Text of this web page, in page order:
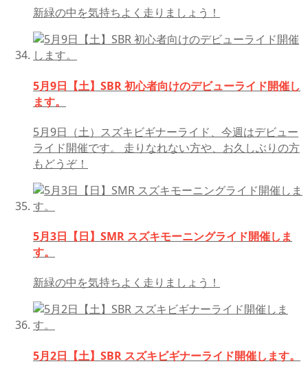
新緑の中を気持ちよく走りましょう！
5月9日【土】SBR 初心者向けのデビューライド開催し
ます。
5月9日（土）スズキビギナーライド、今週はデビュー
ライド開催です。 走りなれない方や、お久しぶりの方
もどうぞ！
5月3日【日】SMR スズキモーニングライド開催しま
す。
新緑の中を気持ちよく走りましょう！
5月2日【土】SBR スズキビギナーライド開催します。